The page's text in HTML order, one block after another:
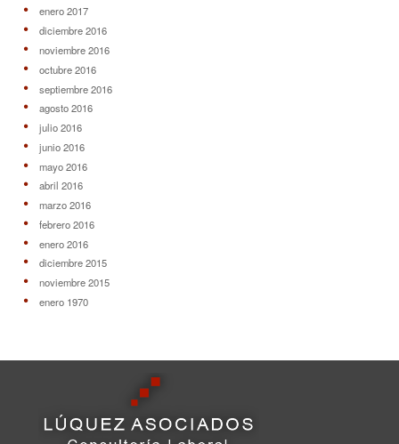
enero 2017
diciembre 2016
noviembre 2016
octubre 2016
septiembre 2016
agosto 2016
julio 2016
junio 2016
mayo 2016
abril 2016
marzo 2016
febrero 2016
enero 2016
diciembre 2015
noviembre 2015
enero 1970